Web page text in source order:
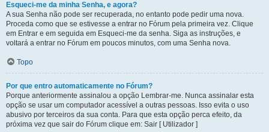
Esqueci-me da minha Senha, e agora?
A sua Senha não pode ser recuperada, no entanto pode pedir uma nova.
Proceda como que se estivesse a entrar no Fórum pela primeira vez. Clique
em Entrar e em seguida em Esqueci-me da senha. Siga as instruções, e
voltará a entrar no Fórum em poucos minutos, com uma Senha nova.
Topo
Por que entro automaticamente no Fórum?
Porque anteriormente assinalou a opção Lembrar-me. Nunca assinalar esta
opção se usar um computador acessível a outras pessoas. Isso evita o uso
abusivo por terceiros da sua conta. Para que esta opção perca efeito, da
próxima vez que sair do Fórum clique em: Sair [ Utilizador ]